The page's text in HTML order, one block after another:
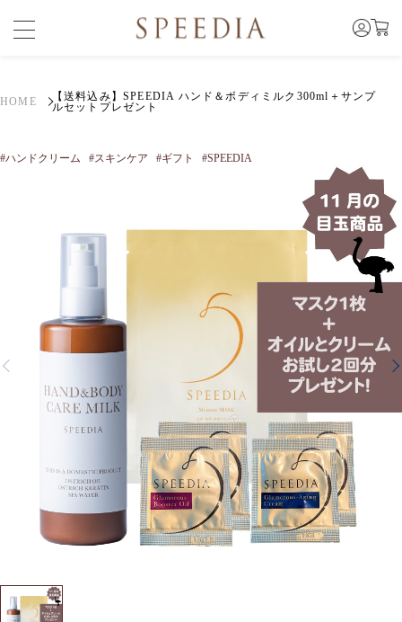
HOME
【送料込み】SPEEDIA ハンド＆ボディミルク300ml＋サンプ
ルセットプレゼント
#ハンドクリーム #スキンケア #ギフト #SPEEDIA